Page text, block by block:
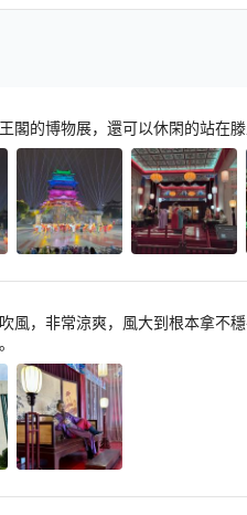
閣的博物展，還可以休閑的站在
，非常涼爽，風大到根本拿不